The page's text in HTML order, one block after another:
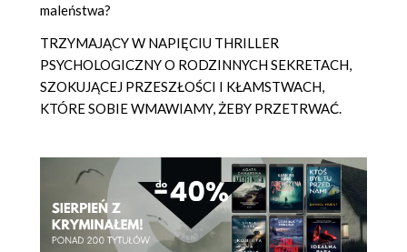
maleństwa?
TRZYMAJĄCY W NAPIĘCIU THRILLER
PSYCHOLOGICZNY O RODZINNYCH SEKRETACH,
SZOKUJĄCEJ PRZESZŁOŚCI I KŁAMSTWACH,
KTÓRE SOBIE WMAWIAMY, ŻEBY PRZETRWAĆ.